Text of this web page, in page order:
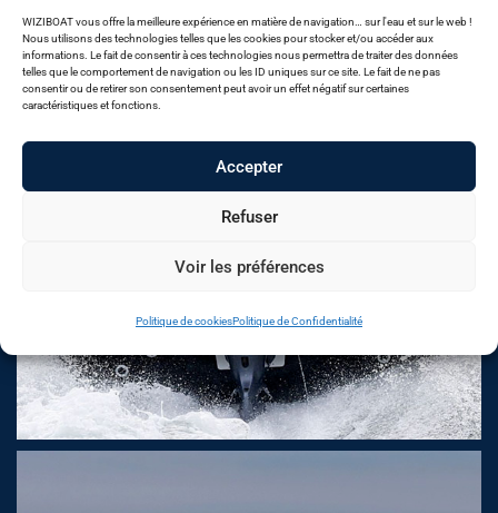
WIZIBOAT vous offre la meilleure expérience en matière de navigation… sur l'eau et sur le web !
Nous utilisons des technologies telles que les cookies pour stocker et/ou accéder aux
informations. Le fait de consentir à ces technologies nous permettra de traiter des données
telles que le comportement de navigation ou les ID uniques sur ce site. Le fait de ne pas
consentir ou de retirer son consentement peut avoir un effet négatif sur certaines
caractéristiques et fonctions.
Accepter
Refuser
Voir les préférences
Politique de cookiesPolitique de Confidentialité